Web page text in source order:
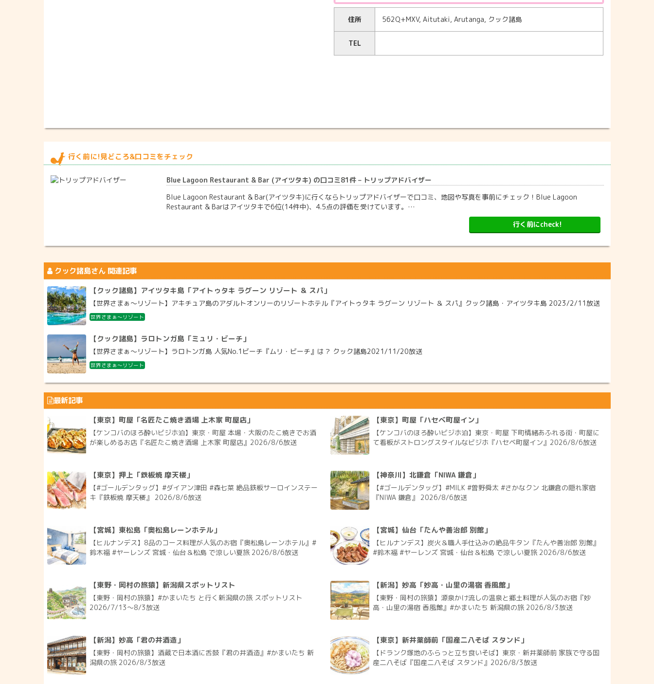
住所 562Q+MXV, Aitutaki, Arutanga, クック諸島
TEL
行く前に!見どころ&口コミをチェック
Blue Lagoon Restaurant & Bar (アイツタキ) の口コミ81件 – トリップアドバイザー
Blue Lagoon Restaurant & Bar(アイツタキ)に行くならトリップアドバイザーで口コミ、地図や写真を事前にチェック！Blue Lagoon
Restaurant & Barはアイツタキで6位(14件中)、4.5点の評価を受けています。…
行く前にcheck!
クック諸島さん 関連記事
【クック諸島】アイツタキ島「アイトゥタキ ラグーン リゾート ＆ スパ」
【世界さまぁ～リゾート】アキチュア島のアダルトオンリーのリゾートホテル『アイトゥタキ ラグーン リゾート ＆ スパ』クック諸島・アイツタキ島 2023/2/11放送
世界さまぁ～リゾート
【クック諸島】ラロトンガ島「ミュリ・ビーチ」
【世界さまぁ～リゾート】ラロトンガ島 人気No.1ビーチ『ムリ・ビーチ』は？ クック諸島2021/11/20放送
世界さまぁ～リゾート
最新記事
【東京】町屋「名匠たこ焼き酒場 上木家 町屋店」
【ケンコバのほろ酔いビジホ泊】東京・町屋 本場・大阪のたこ焼きでお酒
が楽しめるお店『名匠たこ焼き酒場 上木家 町屋店』2026/8/6放送
【東京】町屋「ハセベ町屋イン」
【ケンコバのほろ酔いビジホ泊】東京・町屋 下町情緒あふれる街・町屋に
て看板がストロングスタイルなビジホ『ハセベ町屋イン』2026/8/6放送
【東京】押上「鉄板焼 摩天楼」
【#ゴールデンタッグ】#ダイアン津田 #森七菜 絶品鉄板サーロインステー
キ『鉄板焼 摩天楼』 2026/8/6放送
【神奈川】北鎌倉「NIWA 鎌倉」
【#ゴールデンタッグ】#MILK #曽野舜太 #さかなクン 北鎌倉の隠れ家宿
『NIWA 鎌倉』 2026/8/6放送
【宮城】東松島「奥松島レーンホテル」
【ヒルナンデス】8品のコース料理が人気のお宿『奥松島レーンホテル』#
鈴木福 #ヤーレンズ 宮城・仙台＆松島 で涼しい夏旅 2026/8/6放送
【宮城】仙台「たんや善治郎 別館」
【ヒルナンデス】炭火＆職人手仕込みの絶品牛タン『たんや善治郎 別館』
#鈴木福 #ヤーレンズ 宮城・仙台＆松島 で涼しい夏旅 2026/8/6放送
【東野・岡村の旅猿】新潟県スポットリスト
【東野・岡村の旅猿】#かまいたち と行く新潟県の旅 スポットリスト
2026/7/13〜8/3放送
【新潟】妙高「妙高・山里の湯宿 香風館」
【東野・岡村の旅猿】源泉かけ流しの温泉と郷土料理が人気のお宿『妙
高・山里の湯宿 香風館』#かまいたち 新潟県の旅 2026/8/3放送
【新潟】妙高「君の井酒造」
【東野・岡村の旅猿】酒蔵で日本酒に舌鼓『君の井酒造』#かまいたち 新
潟県の旅 2026/8/3放送
【東京】新井薬師前「国産二八そば スタンド」
【ドランク塚地のふらっと立ち食いそば】東京・新井薬師前 家族で守る国
産二八そば『国産二八そば スタンド』2026/8/3放送